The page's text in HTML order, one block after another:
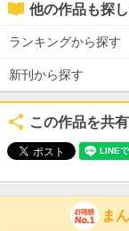
他の作品も探
ランキングから探す
新刊から探す
この作品を共
ま